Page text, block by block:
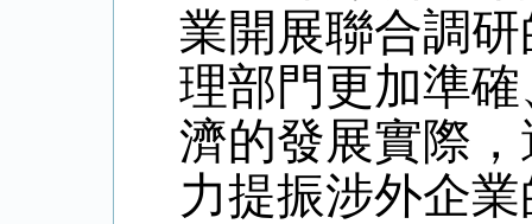
業開展聯合調
理部門更加準
濟的發展實際
力提振涉外企